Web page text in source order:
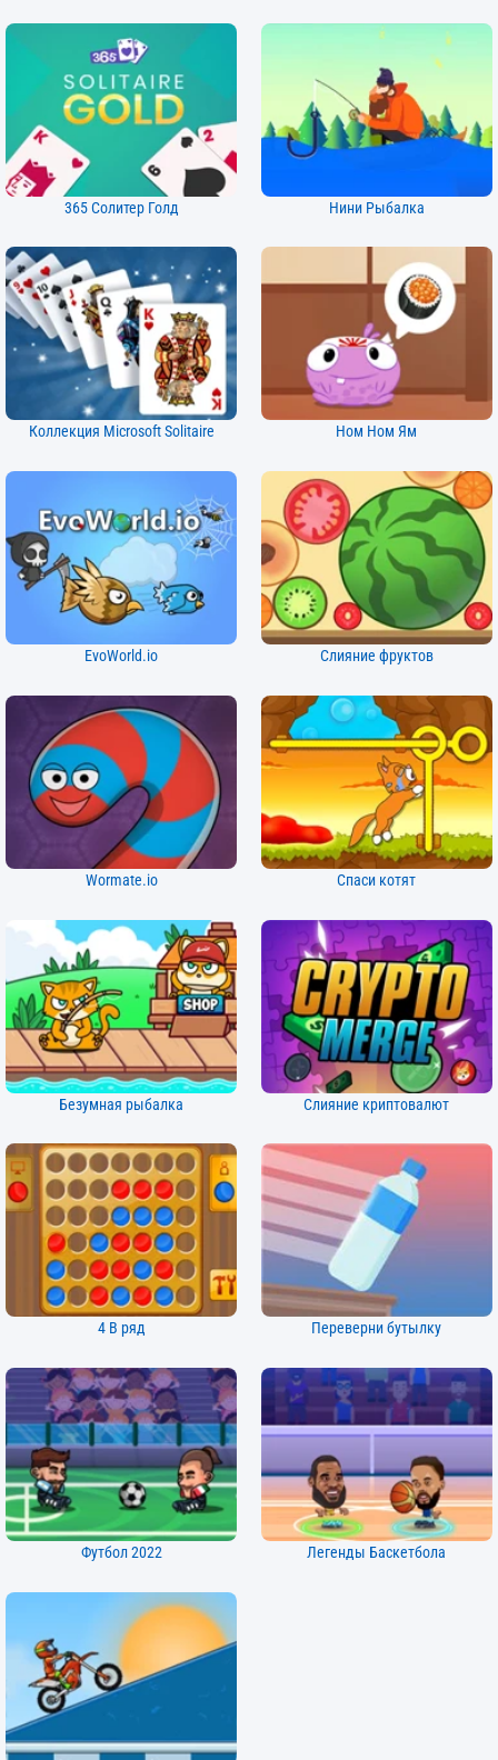
365 Солитер Голд Нини Рыбалка
Коллекция Microsoft Solitaire Ном Ном Ям
EvoWorld.io Слияние фруктов
Wormate.io Спаси котят
Безумная рыбалка Слияние криптовалют
4 В ряд Переверни бутылку
Футбол 2022 Легенды Баскетбола